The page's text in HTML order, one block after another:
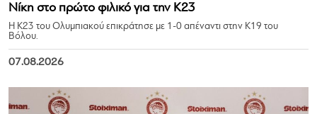
Νίκη στο πρώτο φιλικό για την Κ23
Η Κ23 του Ολυμπιακού επικράτησε με 1-0 απέναντι στην Κ19 του
Βόλου.
07.08.2026